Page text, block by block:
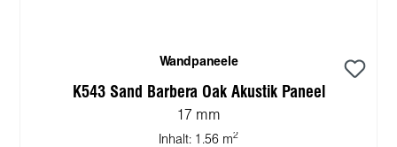
Wandpaneele
K543 Sand Barbera Oak Akustik Paneel
17 mm
Inhalt: 1.56 m2